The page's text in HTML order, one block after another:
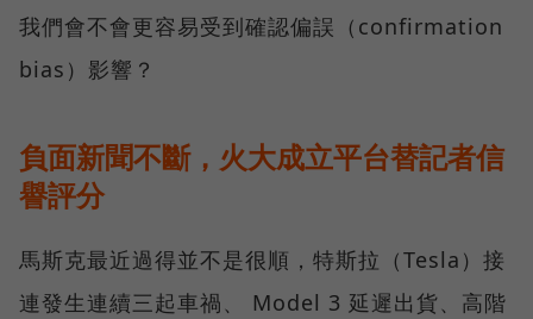
我們會不會更容易受到確認偏誤（confirmation
bias）影響？
負面新聞不斷，火大成立平台替記者信
譽評分
馬斯克最近過得並不是很順，特斯拉（Tesla）接
連發生連續三起車禍、 Model 3 延遲出貨、高階